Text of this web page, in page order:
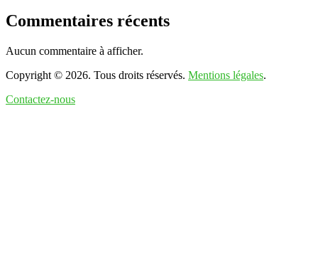
Commentaires récents
Aucun commentaire à afficher.
Copyright © 2026. Tous droits réservés. Mentions légales.
Contactez-nous